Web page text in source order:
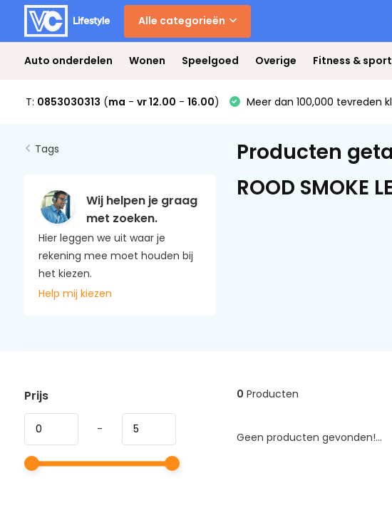
Alle categorieën
Auto onderdelen Wonen Speelgoed Overige Fitness &
T: 0853030313 (ma - vr 12.00 - 16.00) Meer dan 100,000 tevreden
Tags
Wij helpen je graag
met zoeken.
Hier leggen we uit waar je
rekening mee moet houden bij
het kiezen.
Help mij kiezen
Producten
ROOD SMOKE
Prijs
-
0 Producten
Geen producten gevonden!...